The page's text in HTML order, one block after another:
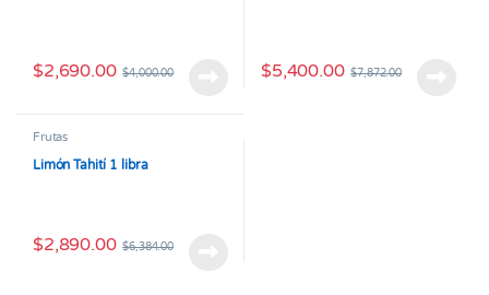
$2,690.00 $4,000.00 $5,400.00 $7,872.00
Frutas
Limón Tahití 1 libra
$2,890.00 $6,384.00